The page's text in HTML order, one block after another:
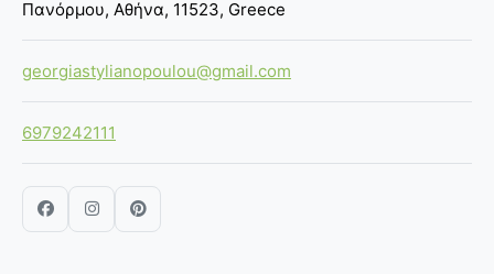
Πανόρμου, Αθήνα, 11523, Greece
georgiastylianopoulou@gmail.com
6979242111